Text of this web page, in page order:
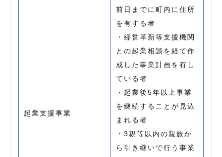
起業支援事業
前日までに町内に住所
を有する者
・経営革新等支援機関
との起業相談を経て作
成した事業計画を有し
ている者
・起業後5年以上事業
を継続することが見込
まれる者
・3親等以内の親族か
ら引き継いで行う事業